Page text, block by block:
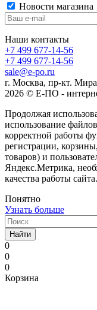
Новости магазина
Наши контакты
+7 499 677-14-56
+7 499 677-14-56
sale@e-po.ru
г. Москва, пр-кт.
2026 © Е-ПО -
Продолжая
использование
корректной работы
регистрации,
товаров) и
Яндекс.Метрика,
качества работы сайта.
Понятно
Узнать больше
Найти
0
0
0
Корзина